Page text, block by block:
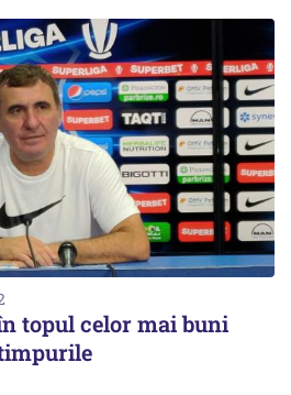
topul celor mai buni